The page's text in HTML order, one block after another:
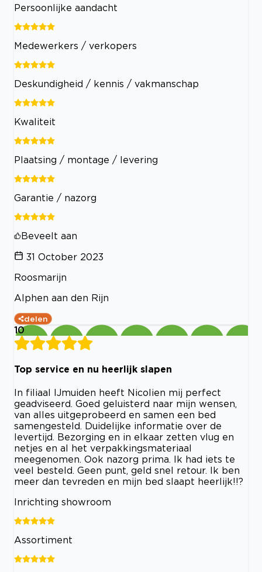
Persoonlijke aandacht
Medewerkers / verkopers
Deskundigheid / kennis / vakmanschap
Kwaliteit
Plaatsing / montage / levering
Garantie / nazorg
Beveelt aan
31 October 2023
Roosmarijn
Alphen aan den Rijn
delen
10
Top service en nu heerlijk slapen
In filiaal IJmuiden heeft Nicolien mij perfect
geadviseerd. Goed geluisterd naar mijn wensen,
van alles uitgeprobeerd en samen een bed
samengesteld. Duidelijke informatie over de
levertijd. Bezorging en in elkaar zetten vlug en
netjes en al het verpakkingsmateriaal
meegenomen. Ook nazorg prima. Ik had iets te
veel besteld. Geen punt, geld snel retour. Ik ben
meer dan tevreden en mijn bed slaapt heerlijk!!?
Inrichting showroom
Assortiment